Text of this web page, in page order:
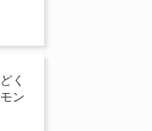
く
ン